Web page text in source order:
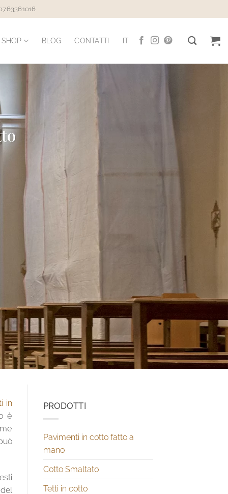
SHOP BLOG CONTATTI IT
in
è
PRODOTTI
Pavimenti in cotto fatto a
mano
Cotto Smaltato
Tetti in cotto